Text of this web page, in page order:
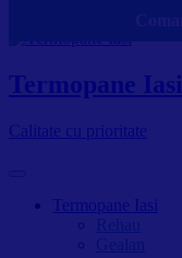
Termopane Iasi
Calitate cu prioritate
Termopane Iasi